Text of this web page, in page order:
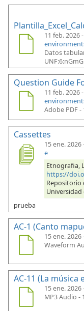
11 feb. 2026 -
Datos
Question Guide
11 feb. 2026 -
Adobe PDF -
Cassettes
15 ene. 2026
e
Etnografia,
https://
Repositorio
Universidad
prueba
AC-1 (Canto
15 ene. 2026
Waveform
AC-11 (La música
15 ene. 2026
MP3 Audio -